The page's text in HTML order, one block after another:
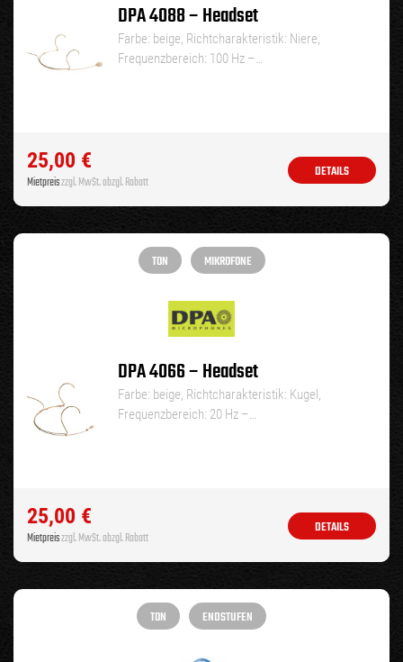
DPA 4088 – Headset
Farbe: beige, Richtcharakteristik: Niere,
Frequenzbereich: 100 Hz –…
25,00 €
Mietpreiszzgl. MwSt. abzgl. Rabatt
DETAILS
TON MIKROFONE
DPA 4066 – Headset
Farbe: beige, Richtcharakteristik: Kugel,
Frequenzbereich: 20 Hz –…
25,00 €
Mietpreiszzgl. MwSt. abzgl. Rabatt
DETAILS
TON ENDSTUFEN